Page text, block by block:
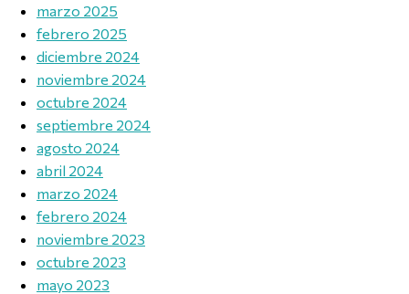
marzo 2025
febrero 2025
diciembre 2024
noviembre 2024
octubre 2024
septiembre 2024
agosto 2024
abril 2024
marzo 2024
febrero 2024
noviembre 2023
octubre 2023
mayo 2023